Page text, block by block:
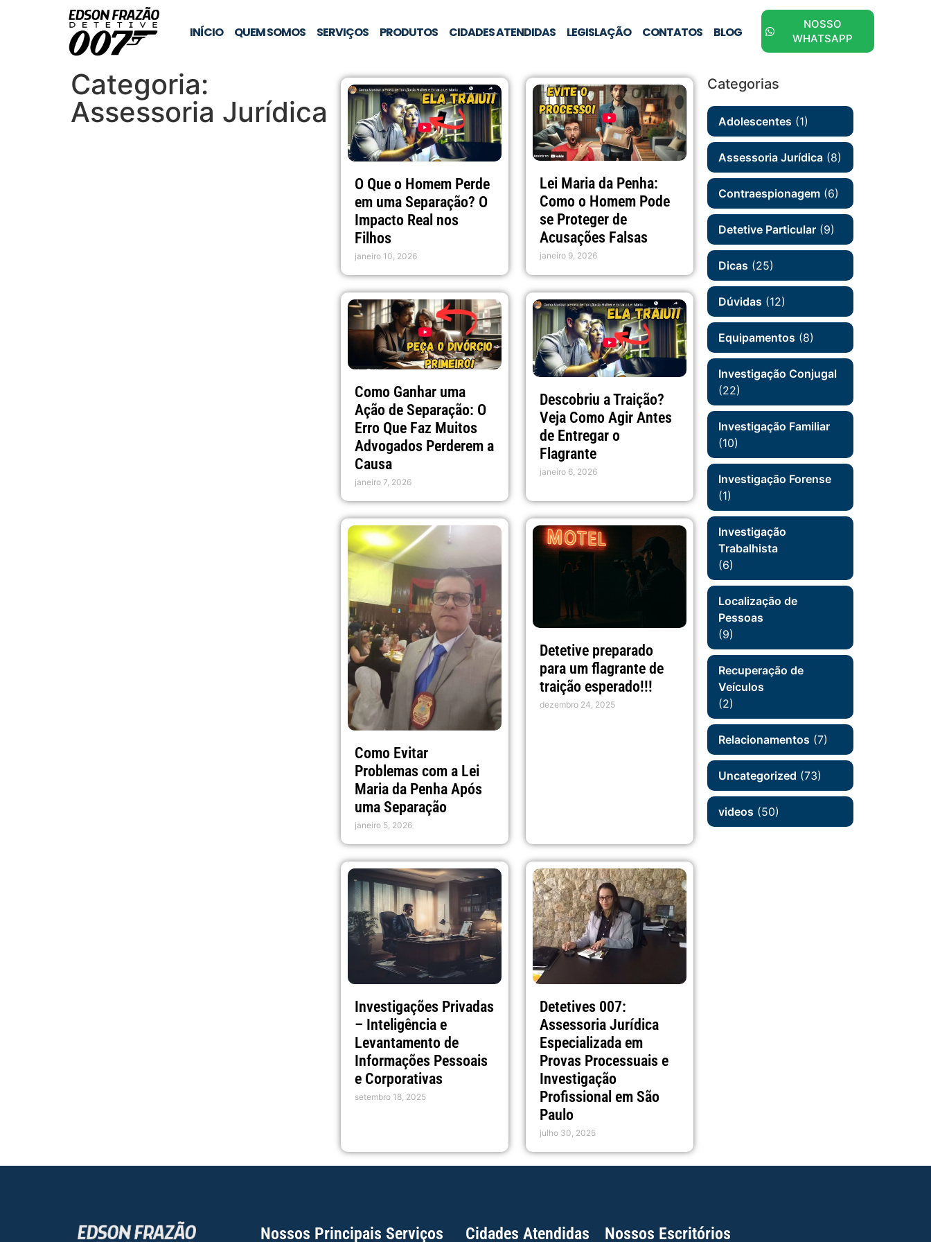
INÍCIO QUEM SOMOS SERVIÇOS PRODUTOS CIDADES ATENDIDAS LEGISLAÇÃO CONTATOS BLOG
NOSSO
WHATSAPP
Categoria:
Assessoria Jurídica
O Que o Homem Perde
em uma Separação? O
Impacto Real nos
Filhos
janeiro 10, 2026
Lei Maria da Penha:
Como o Homem Pode
se Proteger de
Acusações Falsas
janeiro 9, 2026
Como Ganhar uma
Ação de Separação: O
Erro Que Faz Muitos
Advogados Perderem a
Causa
janeiro 7, 2026
Descobriu a Traição?
Veja Como Agir Antes
de Entregar o
Flagrante
janeiro 6, 2026
Como Evitar
Problemas com a Lei
Maria da Penha Após
uma Separação
janeiro 5, 2026
Detetive preparado
para um flagrante de
traição esperado!!!
dezembro 24, 2025
Investigações Privadas
– Inteligência e
Levantamento de
Informações Pessoais
e Corporativas
setembro 18, 2025
Detetives 007:
Assessoria Jurídica
Especializada em
Provas Processuais e
Investigação
Profissional em São
Paulo
julho 30, 2025
Categorias
Adolescentes (1)
Assessoria Jurídica (8)
Contraespionagem (6)
Detetive Particular (9)
Dicas (25)
Dúvidas (12)
Equipamentos (8)
Investigação Conjugal
(22)
Investigação Familiar
(10)
Investigação Forense
(1)
Investigação
Trabalhista
(6)
Localização de
Pessoas
(9)
Recuperação de
Veículos
(2)
Relacionamentos (7)
Uncategorized (73)
videos (50)
Nossos Principais Serviços Cidades Atendidas Nossos Escritórios